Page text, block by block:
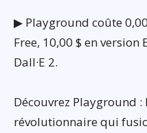
▶ Playground coûte
Free, 10,00 $ en version
Dall·E 2.
Découvrez Playground
révolutionnaire qui